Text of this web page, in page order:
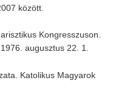
között.
Kongresszuson.
augusztus 22. 1.
Katolikus Magyarok